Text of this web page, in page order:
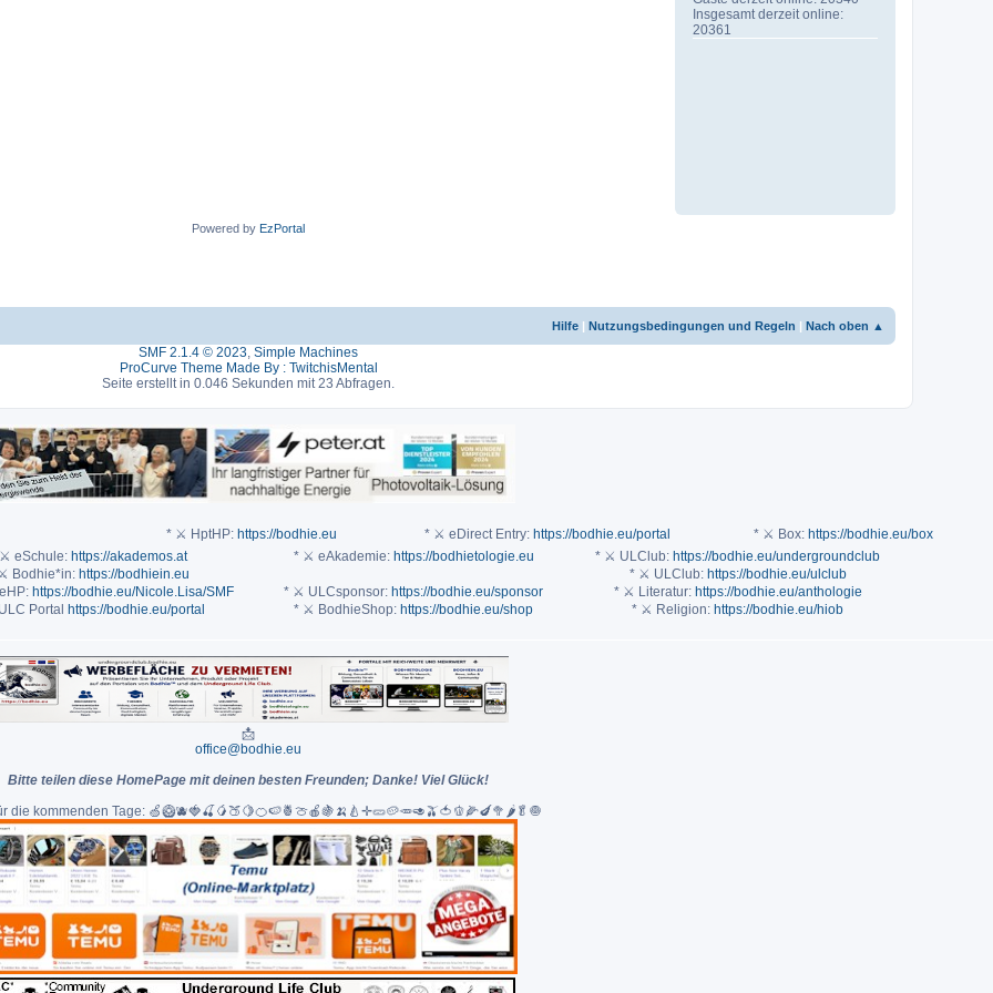
Insgesamt derzeit online:
20361
Powered by EzPortal
Hilfe | Nutzungsbedingungen und Regeln | Nach oben ▲
SMF 2.1.4 © 2023, Simple Machines
ProCurve Theme Made By : TwitchisMental
Seite erstellt in 0.046 Sekunden mit 23 Abfragen.
* ⚔ HptHP: https://bodhie.eu * ⚔ eDirect Entry: https://bodhie.eu/portal * ⚔ Box: https://bodhie.eu/box
eSchule: https://akademos.at * ⚔ eAkademie: https://bodhietologie.eu * ⚔ ULClub: https://bodhie.eu/undergroundclub
Bodhie*in: https://bodhiein.eu * ⚔ ULClub: https://bodhie.eu/ulclub
https://bodhie.eu/Nicole.Lisa/SMF * ⚔ ULCsponsor: https://bodhie.eu/sponsor * ⚔ Literatur: https://bodhie.eu/anthologie
Portal https://bodhie.eu/portal * ⚔ BodhieShop: https://bodhie.eu/shop * ⚔ Religion: https://bodhie.eu/hiob
📩
office@bodhie.eu
Bitte teilen diese HomePage mit deinen besten Freunden; Danke! Viel Glück!
die kommenden Tage: 🍏🥝🫐🍓🍒🥭🍑🍋🍊🍉🍍🍈🍎🍇🍌🍐✛🥒🥔🥕🥑🫒🍅🫑🌽🍆🥦🌶🥬🧅